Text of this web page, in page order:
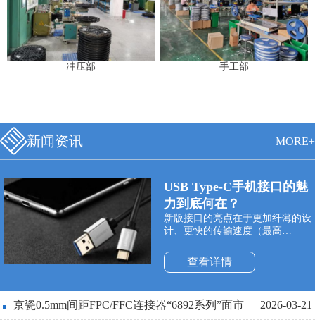
冲压部 手工部
新闻资讯 MORE+
USB Type-C手机接口的魅
力到底何在？
新版接口的亮点在于更加纤薄的设
计、更快的传输速度（最高
（最高100W）。Type-C双面可插
接口最大的特点是支持USB接口双
不准”的世界性难题，正反面随便
插。同时与它配套使用的USB数据
线也必须更细和更轻便。
查看详情
京瓷0.5mm间距FPC/FFC连接器“6892系列”面市 2026-03-21